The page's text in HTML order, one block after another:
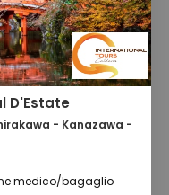
D'Estate
- Kanazawa -
medico/bagaglio